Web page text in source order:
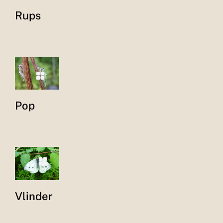
Rups
Pop
Vlinder